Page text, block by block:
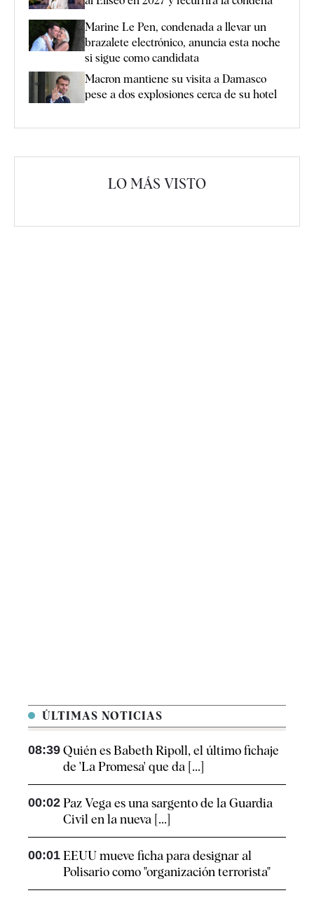
Marine Le Pen, condenada a llevar un
brazalete electrónico, anuncia esta noche
si sigue como candidata
Macron mantiene su visita a Damasco
pese a dos explosiones cerca de su hotel
LO MÁS VISTO
ÚLTIMAS NOTICIAS
08:39 Quién es Babeth Ripoll, el último fichaje
de 'La Promesa' que da [...]
00:02 Paz Vega es una sargento de la Guardia
Civil en la nueva [...]
00:01 EEUU mueve ficha para designar al
Polisario como "organización terrorista"